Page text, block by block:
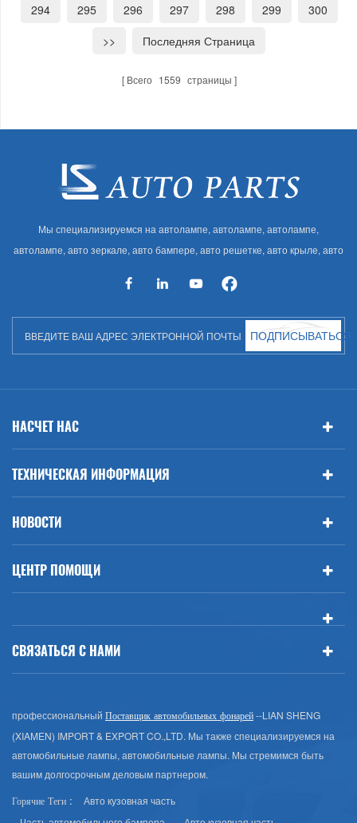
294
295 296 297 298 299
300
>>
Последняя Страница
Всего 1559 страницы
Мы специализируемся на автолампе, автолампе, автолампе,
автолампе, авто зеркале, авто бампере, авто решетке, авто крыле, авто
автозапчастей для Audi, VW, Benz, BMW
ПОДПИСЫВАТЬСЯ
НАСЧЕТ НАС
ТЕХНИЧЕСКАЯ ИНФОРМАЦИЯ
НОВОСТИ
ЦЕНТР ПОМОЩИ
СВЯЗАТЬСЯ С НАМИ
профессиональный Поставщик автомобильных фонарей--LIAN SHENG
(XIAMEN) IMPORT & EXPORT CO.,LTD. Мы также специализируемся на
автомобильные лампы, автомобильные лампы. Мы стремимся быть
вашим долгосрочным деловым партнером.
Горячие Теги :
Авто кузовная часть